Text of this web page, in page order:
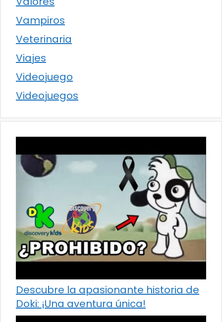
Vampiros
Veterinaria
Viajes
Videojuego
Videojuegos
Descubre la apasionante historia de
Doki: ¡Una aventura única!